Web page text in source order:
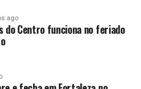
ago
do Centro funciona no feriado